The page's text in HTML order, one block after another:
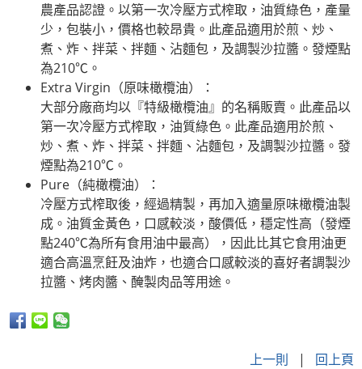
農產品認證。以第一次冷壓方式榨取，油質綠色，產量
少，包裝小，價格也較昂貴。此產品適用於煎、炒、
煮、炸、拌菜、拌麵、沾麵包，及調製沙拉醬。發煙點
為210℃。
Extra Virgin（原味橄欖油）：
大部分廠商均以『特級橄欖油』的名稱販賣。此產品以
第一次冷壓方式榨取，油質綠色。此產品適用於煎、
炒、煮、炸、拌菜、拌麵、沾麵包，及調製沙拉醬。發
煙點為210℃。
Pure（純橄欖油）：
冷壓方式榨取後，經過精製，再加入適量原味橄欖油製
成。油質金黃色，口感較淡，酸價低，穩定性高（發煙
點240℃為所有食用油中最高），因此比其它食用油更
適合高溫烹飪及油炸，也適合口感較淡的喜好者調製沙
拉醬、烤肉醬、醃製肉品等用途。
上一則 | 回上頁